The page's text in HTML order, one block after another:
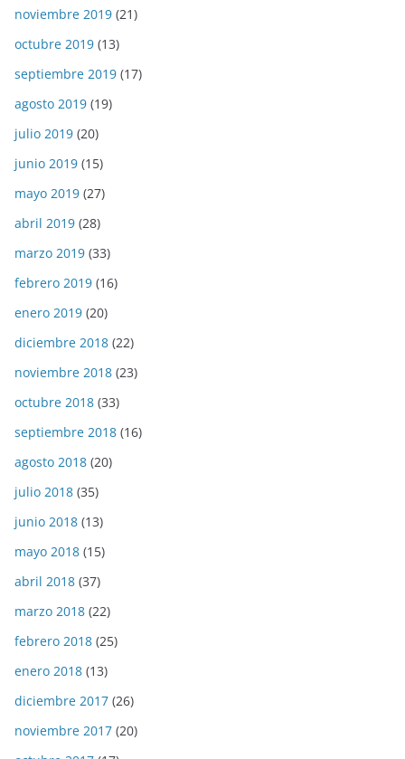
noviembre 2019 (21)
octubre 2019 (13)
septiembre 2019 (17)
agosto 2019 (19)
julio 2019 (20)
junio 2019 (15)
mayo 2019 (27)
abril 2019 (28)
marzo 2019 (33)
febrero 2019 (16)
enero 2019 (20)
diciembre 2018 (22)
noviembre 2018 (23)
octubre 2018 (33)
septiembre 2018 (16)
agosto 2018 (20)
julio 2018 (35)
junio 2018 (13)
mayo 2018 (15)
abril 2018 (37)
marzo 2018 (22)
febrero 2018 (25)
enero 2018 (13)
diciembre 2017 (26)
noviembre 2017 (20)